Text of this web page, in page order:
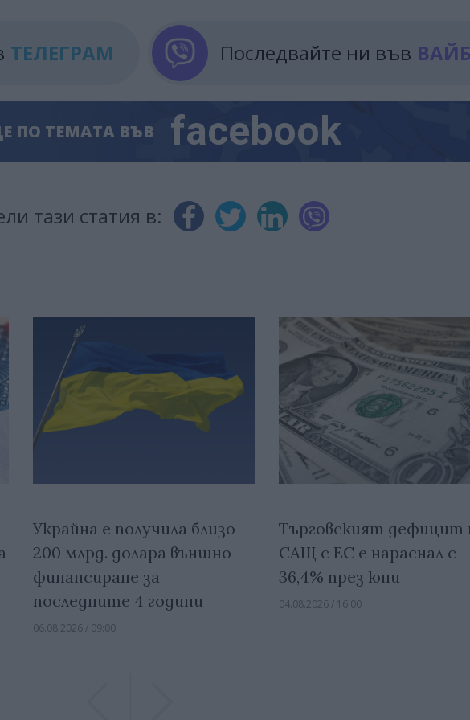
ТЕЛЕГРАМ Последвайте ни във
ПО ТЕМАТА ВЪВ facebook
тази статия в:
Украйна е получила близо
200 млрд. долара външно
финансиране за
последните 4 години
06.08.2026 / 09:00
Търговският дефицит
САЩ с ЕС е нараснал с
36,4% през юни
04.08.2026 / 16:00